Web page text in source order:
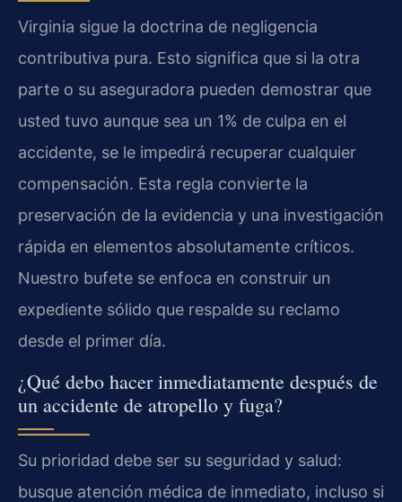
Virginia sigue la doctrina de negligencia
contributiva pura. Esto significa que si la otra
parte o su aseguradora pueden demostrar que
usted tuvo aunque sea un 1% de culpa en el
accidente, se le impedirá recuperar cualquier
compensación. Esta regla convierte la
preservación de la evidencia y una investigación
rápida en elementos absolutamente críticos.
Nuestro bufete se enfoca en construir un
expediente sólido que respalde su reclamo
desde el primer día.
¿Qué debo hacer inmediatamente después de
un accidente de atropello y fuga?
Su prioridad debe ser su seguridad y salud:
busque atención médica de inmediato, incluso si